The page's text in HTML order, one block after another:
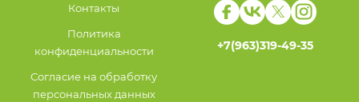
Контакты
Политика
конфиденциальности
Согласие на обработку
персональных данных
+7(963)319-49-35